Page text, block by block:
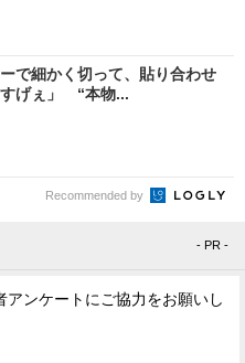
で細かく切って、貼り合わせ
げぇ」 “本物...
Recommended by
- PR -
アンケートにご協力をお願いし